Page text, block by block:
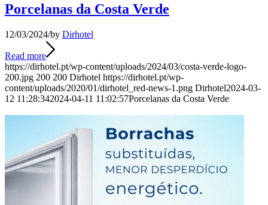
Porcelanas da Costa Verde
12/03/2024/by Dirhotel
Read more
https://dirhotel.pt/wp-content/uploads/2024/03/costa-verde-logo-
200.jpg 200 200 Dirhotel https://dirhotel.pt/wp-
content/uploads/2020/01/dirhotel_red-news-1.png Dirhotel2024-03-
12 11:28:342024-04-11 11:02:57Porcelanas da Costa Verde